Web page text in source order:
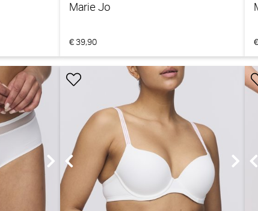
Marie Jo
€ 39,90